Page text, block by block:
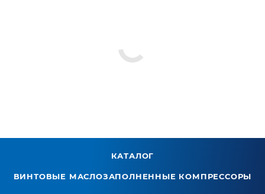
КАТАЛОГ
ВИНТОВЫЕ МАСЛОЗАПОЛНЕННЫЕ КОМПРЕССОРЫ